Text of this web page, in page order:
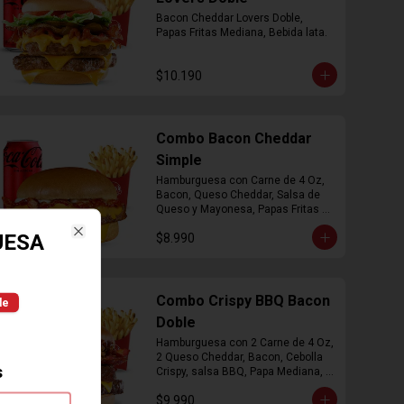
Bacon Cheddar Lovers Doble,
Papas Fritas Mediana, Bebida lata.
$10.190
Combo Bacon Cheddar
Simple
Hamburguesa con Carne de 4 Oz,
Bacon, Queso Cheddar, Salsa de
Queso y Mayonesa, Papas Fritas
$8.990
Combo Crispy BBQ Bacon
Doble
Hamburguesa con 2 Carne de 4 Oz,
2 Queso Cheddar, Bacon, Cebolla
Crispy, salsa BBQ, Papa Mediana,
$9.990
Close